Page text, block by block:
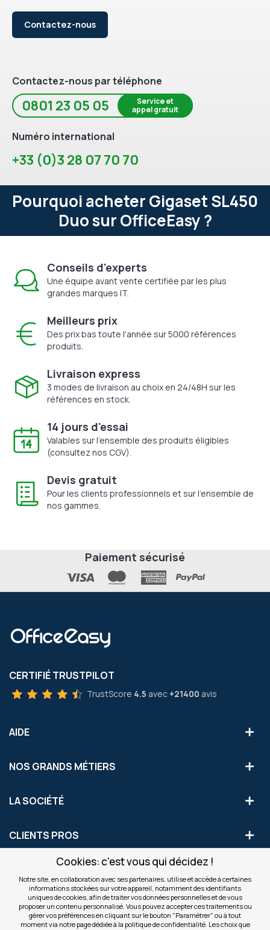
Cookies: c'est vous qui décidez !
Notre site, en collaboration avec ses partenaires, utilise et accède à certaines
informations stockées sur votre appareil, notamment des identifiants
uniques de cookies, afin de traiter vos données personnelles et de vous
proposer un contenu personnalisé. Vous pouvez accepter ces traitements ou
gérer vos préférences en cliquant sur le bouton "Paramétrer" ou à tout
moment via notre page dédiée à la politique de confidentialité. Les choix que
Contactez-nous
Contactez-nous par téléphone
0801 23 05 05
Service et
appel gratuit
Numéro international
+33 (0)3 28 07 70 70
Pourquoi acheter Gigaset SL450
Duo sur OfficeEasy ?
Conseils d'experts
Une équipe avant vente certifiée par les plus
grandes marques IT.
Meilleurs prix
Des prix bas toute l'année sur 5000 références
produits.
Livraison express
3 modes de livraison au choix en 24/48H sur les
références en stock.
14 jours d'essai
Valables sur l'ensemble des produits éligibles
(consultez nos CGV).
Devis gratuit
Pour les clients professionnels et sur l'ensemble de
nos gammes.
Paiement sécurisé
CERTIFIÉ TRUSTPILOT
TrustScore 4.5 avec +21400 avis
AIDE
NOS GRANDS MÉTIERS
LA SOCIÉTÉ
CLIENTS PROS
S'INSCRIRE AUX OFFRES COMMERCIALES
Inscription
notre
newsletter
Valider